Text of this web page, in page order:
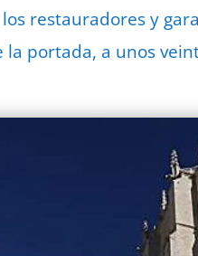
restauradores y
portada, a unos